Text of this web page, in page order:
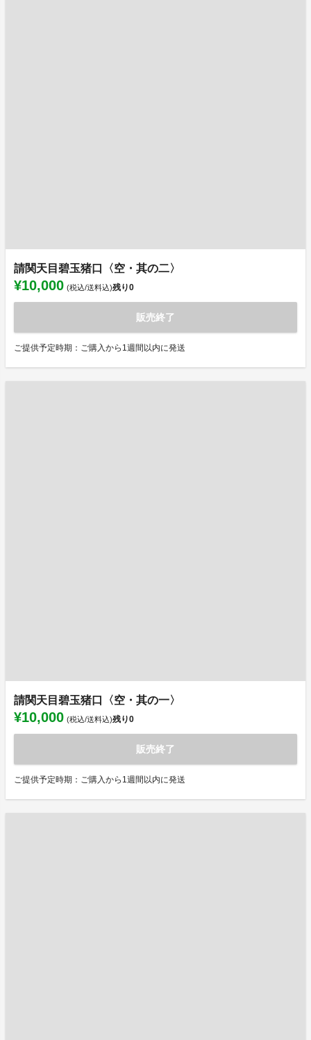
請関天目碧玉猪口〈空・其の二〉
¥10,000 (税込/送料込)残り0
販売終了
ご提供予定時期：ご購入から1週間以内に発送
請関天目碧玉猪口〈空・其の一〉
¥10,000 (税込/送料込)残り0
販売終了
ご提供予定時期：ご購入から1週間以内に発送